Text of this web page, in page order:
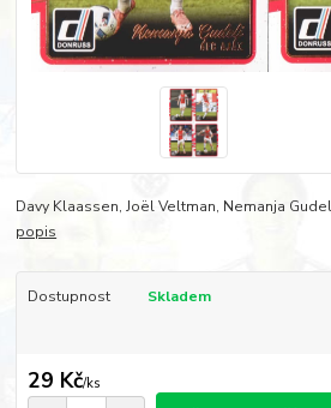
Davy Klaassen, Joël Veltman, Nemanja
popis
Dostupnost Skladem
29 Kč/ks